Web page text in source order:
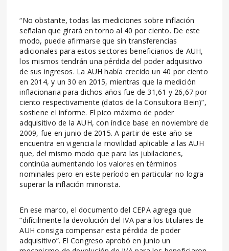
“No obstante, todas las mediciones sobre inflación
señalan que girará en torno al 40 por ciento. De este
modo, puede afirmarse que sin transferencias
adicionales para estos sectores beneficiarios de AUH,
los mismos tendrán una pérdida del poder adquisitivo
de sus ingresos. La AUH había crecido un 40 por ciento
en 2014, y un 30 en 2015, mientras que la medición
inflacionaria para dichos años fue de 31,61 y 26,67 por
ciento respectivamente (datos de la Consultora Bein)”,
sostiene el informe. El pico máximo de poder
adquisitivo de la AUH, con índice base en noviembre de
2009, fue en junio de 2015. A partir de este año se
encuentra en vigencia la movilidad aplicable a las AUH
que, del mismo modo que para las jubilaciones,
continúa aumentando los valores en términos
nominales pero en este período en particular no logra
superar la inflación minorista.
En ese marco, el documento del CEPA agrega que
“difícilmente la devolución del IVA para los titulares de
AUH consiga compensar esta pérdida de poder
adquisitivo”. El Congreso aprobó en junio un